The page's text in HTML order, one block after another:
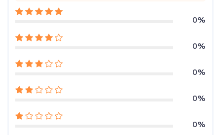
0%
0%
0%
0%
0%